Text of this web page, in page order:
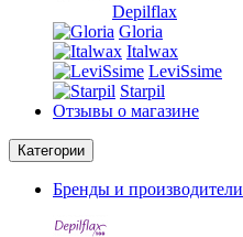
Depilflax
Gloria
Italwax
LeviSsime
Starpil
Отзывы о магазине
Категории
Бренды и производители